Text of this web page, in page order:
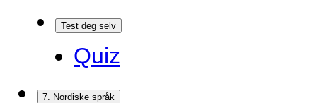
Test deg selv
Quiz
7. Nordiske språk